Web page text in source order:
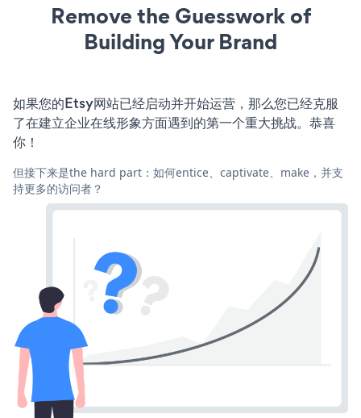
Remove the Guesswork of
Building Your Brand
如果您的Etsy网站已经启动并开始运营，那么您已经克服
了在建立企业在线形象方面遇到的第一个重大挑战。恭喜
你！
但接下来是the hard part：如何entice、captivate、make，并支
持更多的访问者？